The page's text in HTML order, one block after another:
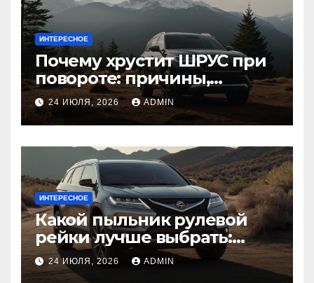
ИНТЕРЕСНОЕ
Почему хрустит ШРУС при
повороте: причины,
диагностика
24 ИЮЛЯ, 2026 ADMIN
ИНТЕРЕСНОЕ
Какой пыльник рулевой
рейки лучше выбрать:
оригинальный или аналог,
резина или полиуретан
24 ИЮЛЯ, 2026 ADMIN